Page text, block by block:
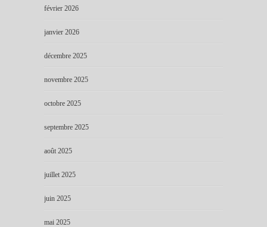
février 2026
janvier 2026
décembre 2025
novembre 2025
octobre 2025
septembre 2025
août 2025
juillet 2025
juin 2025
mai 2025